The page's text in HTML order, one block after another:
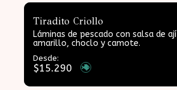
Tiradito Criollo
Láminas de pescado con salsa de ají
amarillo, choclo y camote.
Desde:
$15.290